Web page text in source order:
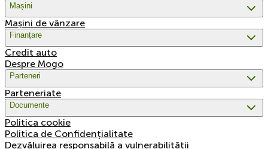
Mașini
Mașini de vânzare
Finanțare
Credit auto
Despre Mogo
Parteneri
Parteneriate
Documente
Politica cookie
Politica de Confidențialitate
Dezvăluirea responsabilă a vulnerabilității